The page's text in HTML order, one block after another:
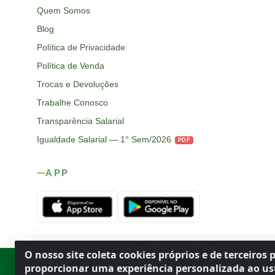
O nosso site coleta cookies próprios e de terceiros
proporcionar uma experiência personalizada ao
Quem Somos
Blog
Política de Privacidade
Política de Venda
Trocas e Devoluções
Trabalhe Conosco
Transparência Salarial
Igualdade Salarial — 1° Sem/2026
PDF
APP
Rod. SP-215, s/n, km 98 — Área Rural Porto Ferreira/ ·